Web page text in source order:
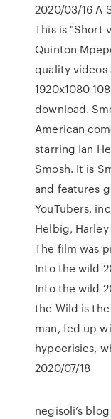
2020/03/16 A
This is "Short
Quinton
quality videos
1920x1080
download.
American
starring Ian
Smosh. It is
and features
YouTubers,
Helbig,
The film was
Into the wild
Into the wild
the Wild is
man, fed up
hypocrisies,
2020/07/18
negisoli’s